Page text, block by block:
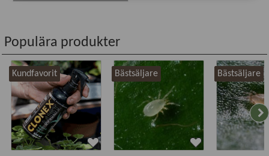
Populära produkter
Kundfavorit Bästsäljare Bästsäljare